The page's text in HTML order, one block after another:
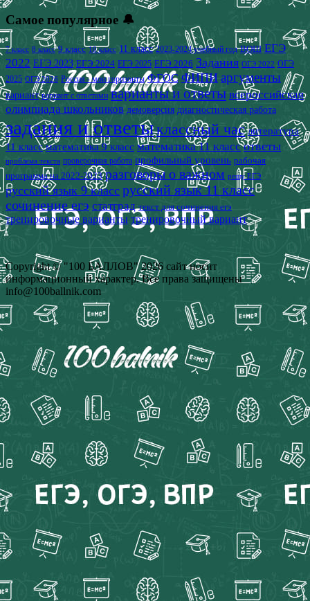
Самое популярное 🔔
7 класс 8 класс 9 класс 10 класс 11 класс 2023-2024 учебный год ВОШ ЕГЭ
2022 ЕГЭ 2023 ЕГЭ 2024 ЕГЭ 2025 ЕГЭ 2026 Задания ОГЭ 2022 ОГЭ
2025 ОГЭ 2026 Россия - мои горизонты ФГОС ФИПИ аргументы
вариант вариант с ответами варианты и ответы всероссийская
олимпиада школьников демоверсия диагностическая работа
задания и ответыклассный час литература
11 класс математика 9 класс математика 11 класс ответы
проблема текста проверочная работа профильный уровень рабочая
программа на 2022-2023 разговоры о важном решу ЕГЭ
русский язык 9 класс русский язык 11 класс
сочинение егэ статград текст для сочинения егэ
тренировочные варианты тренировочный вариант
Copyright © "100 БАЛЛОВ" 2026 сайт носит
информационный характер. Все права защищены
info@100ballnik.com